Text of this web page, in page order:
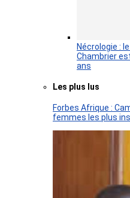
Nécrologie :
Chambrier
ans
Les plus lus
Forbes Afrique :
femmes les plus